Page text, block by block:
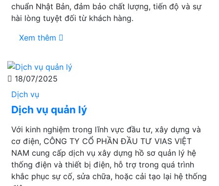
chuẩn Nhật Bản, đảm bảo chất lượng, tiến độ và sự
hài lòng tuyệt đối từ khách hàng.
Xem thêm
18/07/2025
Dịch vụ
Dịch vụ quản lý
Với kinh nghiệm trong lĩnh vực đầu tư, xây dựng và
cơ điện, CÔNG TY CỔ PHẦN ĐẦU TƯ VIAS VIỆT
NAM cung cấp dịch vụ xây dựng hồ sơ quản lý hệ
thống điện và thiết bị điện, hỗ trợ trong quá trình
khắc phục sự cố, sửa chữa, hoặc cải tạo lại hệ thống